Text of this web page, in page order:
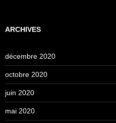
ARCHIVES
décembre 2020
octobre 2020
juin 2020
mai 2020